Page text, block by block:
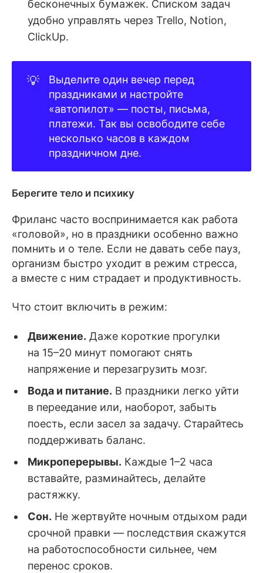
бесконечных бумажек. Списком задач
удобно управлять через Trello, Notion,
ClickUp.
💡
Выделите один вечер перед
праздниками и настройте
«автопилот» — посты, письма,
платежи. Так вы освободите себе
несколько часов в каждом
праздничном дне.
Берегите тело и психику
Фриланс часто воспринимается как работа
«головой», но в праздники особенно важно
помнить и о теле. Если не давать себе пауз,
организм быстро уходит в режим стресса,
а вместе с ним страдает и продуктивность.
Что стоит включить в режим:
Движение. Даже короткие прогулки
на 15–20 минут помогают снять
напряжение и перезагрузить мозг.
Вода и питание. В праздники легко уйти
в переедание или, наоборот, забыть
поесть, если засел за задачу. Старайтесь
поддерживать баланс.
Микроперерывы. Каждые 1–2 часа
вставайте, разминайтесь, делайте
растяжку.
Сон. Не жертвуйте ночным отдыхом ради
срочной правки — последствия скажутся
на работоспособности сильнее, чем
перенос сроков.